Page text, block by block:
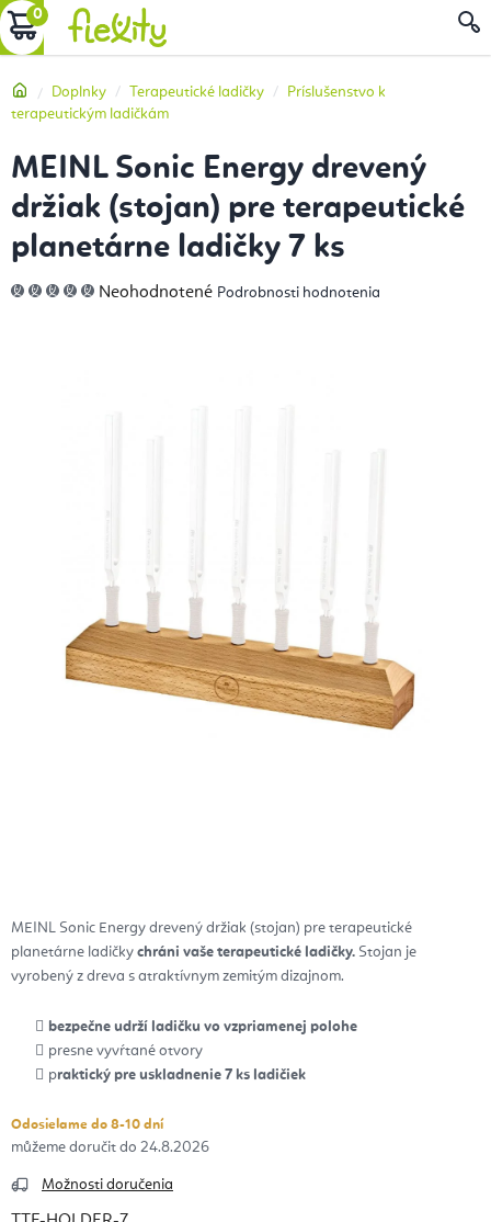
Prejsť
na
NÁKUPNÝ
DomovDoplnky Terapeutické ladičky
Príslušenstvo k
terapeutickým ladičkám
MEINL Sonic Energy drevený držiak (stojan) pre terapeutické
planetárne ladičky chráni vaše terapeutické ladičky. Stojan je
vyrobený z dreva s atraktívnym zemitým dizajnom.
bezpečne udrží ladičku vo vzpriamenej polohe
presne vyvŕtané otvory
praktický pre uskladnenie 7 ks ladičiek
Odosielame do 8-10 dní
24.8.2026
Možnosti doručenia
MEINL Sonic Energy drevený
držiak (stojan) pre terapeutické
planetárne ladičky 7 ks
Priemerné
hodnotenie
Neohodnotené Podrobnosti hodnotenia